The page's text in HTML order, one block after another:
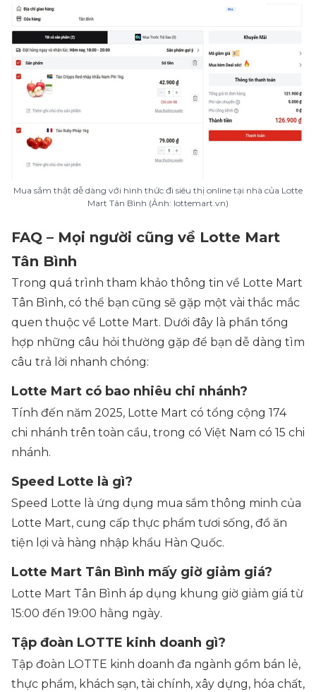
Mua sắm thật dễ dàng với hình thức đi siêu thị online tại nhà của Lotte
Mart Tân Bình (Ảnh: lottemart.vn)
FAQ – Mọi người cũng về Lotte Mart
Tân Bình
Trong quá trình tham khảo thông tin về Lotte Mart
Tân Bình, có thể bạn cũng sẽ gặp một vài thắc mắc
quen thuộc về Lotte Mart. Dưới đây là phần tổng
hợp những câu hỏi thường gặp để bạn dễ dàng tìm
câu trả lời nhanh chóng:
Lotte Mart có bao nhiêu chi nhánh?
Tính đến năm 2025, Lotte Mart có tổng cộng 174
chi nhánh trên toàn cầu, trong có Việt Nam có 15 chi
nhánh.
Speed Lotte là gì?
Speed Lotte là ứng dụng mua sắm thông minh của
Lotte Mart, cung cấp thực phẩm tươi sống, đồ ăn
tiện lợi và hàng nhập khẩu Hàn Quốc.
Lotte Mart Tân Bình mấy giờ giảm giá?
Lotte Mart Tân Bình áp dụng khung giờ giảm giá từ
15:00 đến 19:00 hằng ngày.
Tập đoàn LOTTE kinh doanh gì?
Tập đoàn LOTTE kinh doanh đa ngành gồm bán lẻ,
thực phẩm, khách sạn, tài chính, xây dựng, hóa chất,